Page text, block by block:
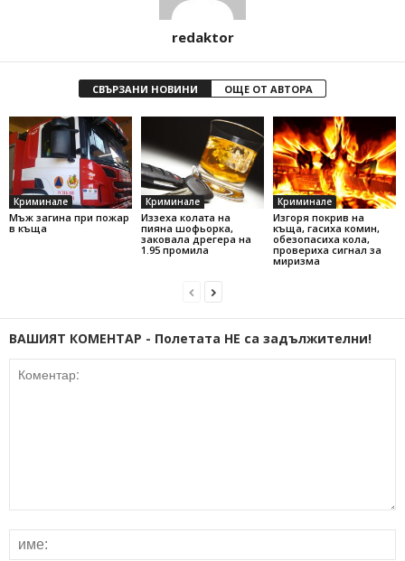
redaktor
СВЪРЗАНИ НОВИНИ ОЩЕ ОТ АВТОРА
Криминале
Мъж загина при пожар
в къща
Криминале
Иззеха колата на
пияна шофьорка,
заковала дрегера на
1.95 промила
Криминале
Изгоря покрив на
къща, гасиха комин,
обезопасиха кола,
провериха сигнал за
миризма
ВАШИЯТ КОМЕНТАР - Полетата НЕ са задължителни!